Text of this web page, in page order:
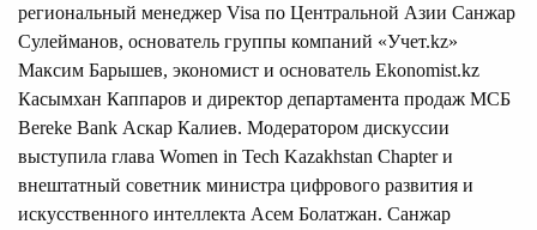
региональный менеджер Visa по Центральной Азии Санжар
Сулейманов, основатель группы компаний «Учет.kz»
Максим Барышев, экономист и основатель Ekonomist.kz
Касымхан Каппаров и директор департамента продаж МСБ
Bereke Bank Аскар Калиев. Модератором дискуссии
выступила глава Women in Tech Kazakhstan Chapter и
внештатный советник министра цифрового развития и
искусственного интеллекта Асем Болатжан. Санжар